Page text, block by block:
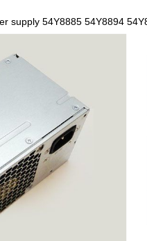
supply 54Y8885 54Y8894